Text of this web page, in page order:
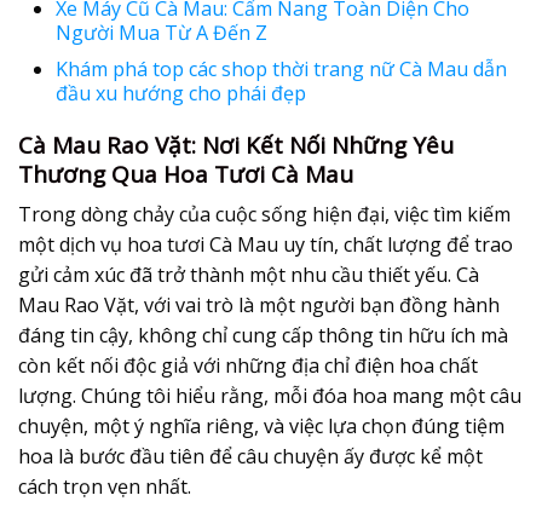
Xe Máy Cũ Cà Mau: Cẩm Nang Toàn Diện Cho
Người Mua Từ A Đến Z
Khám phá top các shop thời trang nữ Cà Mau dẫn
đầu xu hướng cho phái đẹp
Cà Mau Rao Vặt: Nơi Kết Nối Những Yêu
Thương Qua Hoa Tươi Cà Mau
Trong dòng chảy của cuộc sống hiện đại, việc tìm kiếm
một dịch vụ hoa tươi Cà Mau uy tín, chất lượng để trao
gửi cảm xúc đã trở thành một nhu cầu thiết yếu. Cà
Mau Rao Vặt, với vai trò là một người bạn đồng hành
đáng tin cậy, không chỉ cung cấp thông tin hữu ích mà
còn kết nối độc giả với những địa chỉ điện hoa chất
lượng. Chúng tôi hiểu rằng, mỗi đóa hoa mang một câu
chuyện, một ý nghĩa riêng, và việc lựa chọn đúng tiệm
hoa là bước đầu tiên để câu chuyện ấy được kể một
cách trọn vẹn nhất.